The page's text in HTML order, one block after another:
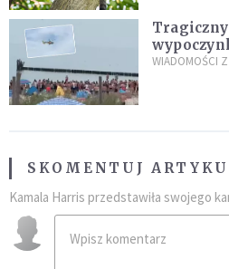
zarzuty
WIADOMOŚCI
SKOMENTUJ
Kamala Harris przedstawiła swojego